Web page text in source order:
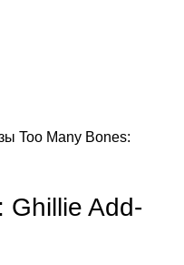
Too Many Bones:
Ghillie Add-